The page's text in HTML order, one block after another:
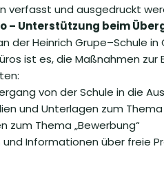
verfasst und ausgedruckt
– Unterstützung beim
der Heinrich Grupe–Schule
ist es, die Maßnahmen
von der Schule in die
und Unterlagen zum
zum Thema „Bewerbung“
Informationen über freie